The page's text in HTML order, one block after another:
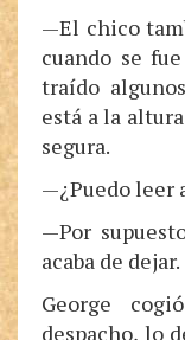
—El chico
cuando se
traído
está a la
segura.
—¿Puedo leer
—Por
acaba de dejar.
George
despacho, lo